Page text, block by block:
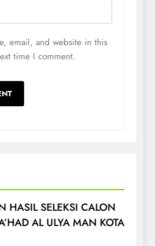
email, and website in this
time I comment.
HASIL SELEKSI CALON
AL ULYA MAN KOTA